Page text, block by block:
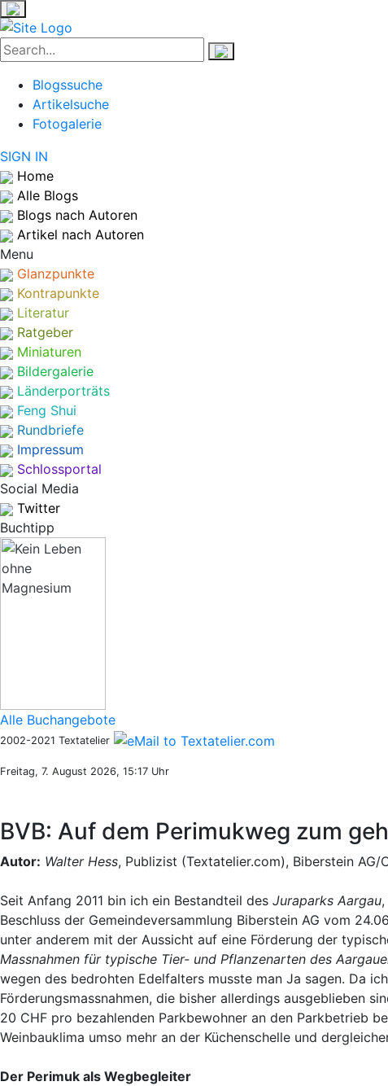
Blogssuche
Artikelsuche
Fotogalerie
SIGN IN
Home
Alle Blogs
Blogs nach Autoren
Artikel nach Autoren
Menu
Glanzpunkte
Kontrapunkte
Literatur
Ratgeber
Miniaturen
Bildergalerie
Länderporträts
Feng Shui
Rundbriefe
Impressum
Schlossportal
Social Media
Twitter
Buchtipp
Alle Buchangebote
2002-2021 Textatelier
Freitag, 7. August 2026, 15:17 Uhr
BVB: Auf dem Perimukweg zum
Autor: Walter Hess, Publizist (Textatelier.com), Biberstein AG/
Seit Anfang 2011 bin ich ein Bestandteil des Juraparks Aargau
Beschluss der Gemeindeversammlung Biberstein AG vom
unter anderem mit der Aussicht auf eine Förderung der
Massnahmen für typische Tier- und Pflanzenarten des
wegen des bedrohten Edelfalters musste man Ja sagen. Da
Förderungsmassnahmen, die bisher allerdings ausgeblieben
20 CHF pro bezahlenden Parkbewohner an den Parkbetrieb
Weinbauklima umso mehr an der Küchenschelle und
Der Perimuk als Wegbegleiter